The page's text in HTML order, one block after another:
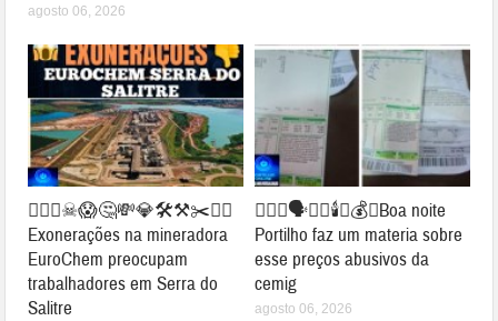
agosto 06, 2026
👉🏻👀☠😱🤔💸💎🛠⚒✂⛓‍💥
Exonerações na mineradora
EuroChem preocupam
trabalhadores em Serra do
Salitre
👉🏻😱🗣️🔦💡🕯️💸💰💡Boa noite
Portilho faz um materia sobre
esse preços abusivos da
cemig
agosto 06, 2026